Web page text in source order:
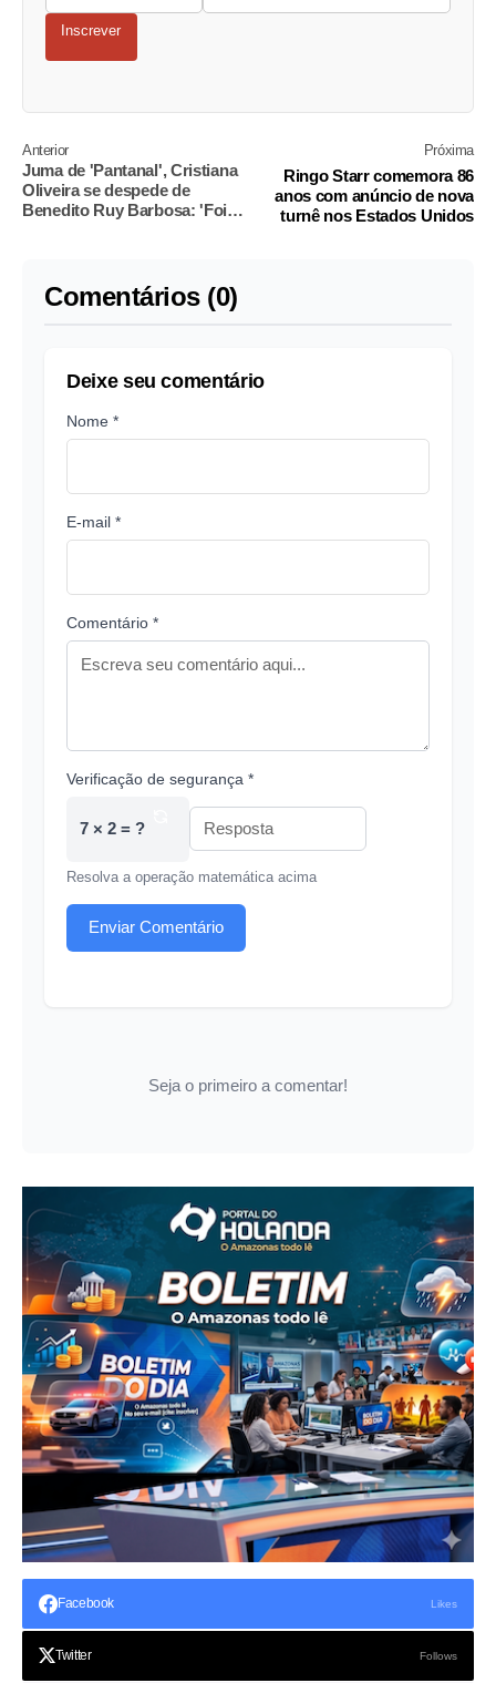
Inscrever
Anterior
Juma de 'Pantanal', Cristiana
Oliveira se despede de
Benedito Ruy Barbosa: 'Foi-
Próxima
Ringo Starr comemora 86
anos com anúncio de nova
turnê nos Estados Unidos
Comentários (0)
Deixe seu comentário
Nome *
E-mail *
Comentário *
Verificação de segurança *
7 × 2 = ?
Resolva a operação matemática acima
Enviar Comentário
Seja o primeiro a comentar!
Facebook Likes
Twitter Follows